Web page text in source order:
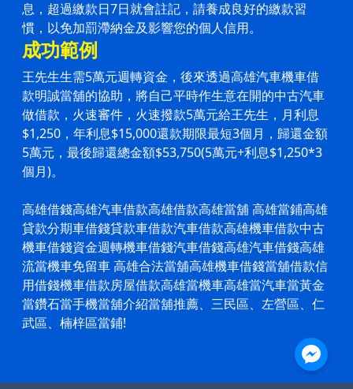
息，超過繳款日7日就會註記，請養成良好的繳款習
慣，以免加罰滯納金及影響您的個人信用。
成功範例
王先生生需5萬元週轉資金，後來透過高雄汽車機車借
款明誠當舖的協助，將自己平時作生意在開的中古汽車
做借款，火速審件，火速撥款5萬元給王先生，月利息
$1,250，年利息$15,000還款期限最短3個月，歸還金額
5萬元，最後歸還總金額$53,750(5萬元+利息$1,250*3
個月)。
高雄借錢高雄汽車借款高雄借款高雄當舖高雄當鋪高雄
貸款分期車借錢貸款車借款汽車借款高雄機車借款中古
機車借錢資金週轉機車借錢汽車借錢高雄汽車借錢高雄
流當機車免留車 高雄合法當舖高雄機車借錢當舖借款信
用借錢機車借款房屋借款高雄當機車高雄當汽車當黃金
當鑽石當手機當舖介紹當舖推薦、三民區、左營區、仁
武區、楠梓區當鋪!